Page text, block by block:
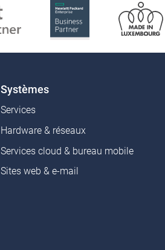
Systèmes
Services
Hardware & réseaux
Services cloud & bureau mobile
Sites web & e-mail